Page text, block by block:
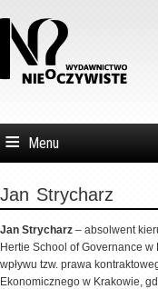
Menu
Jan Strycharz
Jan Strycharz – absolwent
Hertie School of Governance
wpływu tzw. prawa
Ekonomicznego w Krakowie,